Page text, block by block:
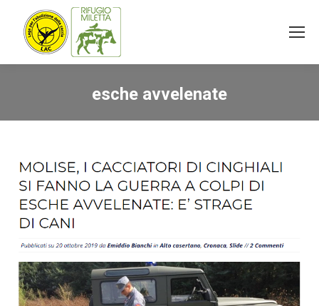
esche avvelenate